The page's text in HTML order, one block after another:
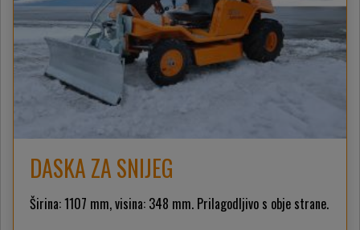
DASKA ZA SNIJEG
Širina: 1107 mm, visina: 348 mm. Prilagodljivo s obje strane.